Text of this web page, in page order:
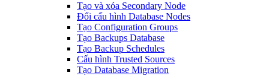
Tạo và xóa Secondary Node
Đổi cấu hình Database Nodes
Tạo Configuration Groups
Tạo Backups Database
Tạo Backup Schedules
Cấu hình Trusted Sources
Tạo Database Migration